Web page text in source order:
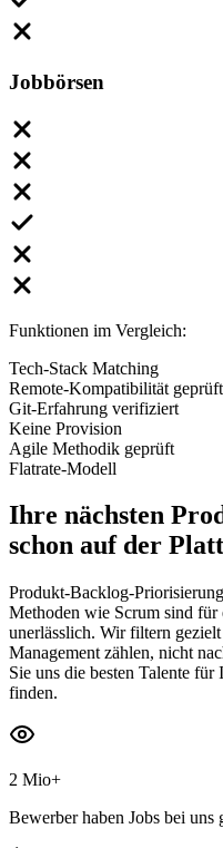
Jobbörsen
Funktionen im Vergleich:
Tech-Stack Matching
Remote-Kompatibilität geprüft
Git-Erfahrung verifiziert
Keine Provision
Agile Methodik geprüft
Flatrate-Modell
Ihre nächsten
schon auf der
Produkt-Backlog-
Methoden wie Scrum sind
unerlässlich. Wir filtern
Management zählen, nicht
Sie uns die besten Talente
finden.
2 Mio+
Bewerber haben Jobs bei uns